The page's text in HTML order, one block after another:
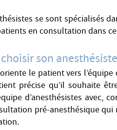
se sont spécialisés
en consultation dans
son
le patient vers
précise qu’il souhaite
d’anesthésistes avec,
pré-anesthésique